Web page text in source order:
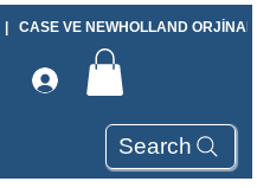
CASE VE NEWHOLLAND
Search